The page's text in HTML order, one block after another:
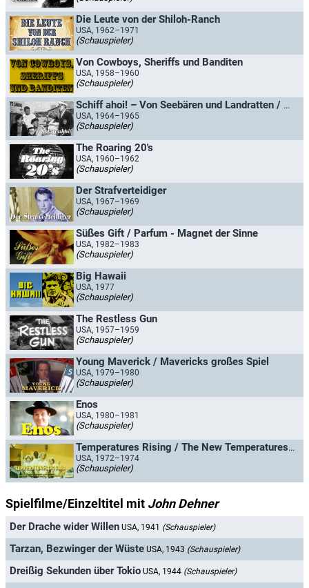
Die Leute von der Shiloh-Ranch
USA, 1962–1971
(Schauspieler)
Von Cowboys, Sheriffs und Banditen
USA, 1958–1960
(Schauspieler)
Schiff ahoi! – Von Seebären und Landratten / Hallo, Käpt'n Bailey
USA, 1964–1965
(Schauspieler)
The Roaring 20's
USA, 1960–1962
(Schauspieler)
Der Strafverteidiger
USA, 1967–1969
(Schauspieler)
Süßes Gift / Parfum - Magnet der Sinne
USA, 1982–1983
(Schauspieler)
Big Hawaii
USA, 1977
(Schauspieler)
The Restless Gun
USA, 1957–1959
(Schauspieler)
Young Maverick / Mavericks großes Spiel
USA, 1979–1980
(Schauspieler)
Enos
USA, 1980–1981
(Schauspieler)
Temperatures Rising / The New Temperatures Rising Show
USA, 1972–1974
(Schauspieler)
Spielfilme/Einzeltitel mit John Dehner
Der Drache wider Willen USA, 1941 (Schauspieler)
Tarzan, Bezwinger der Wüste USA, 1943 (Schauspieler)
Dreißig Sekunden über Tokio USA, 1944 (Schauspieler)